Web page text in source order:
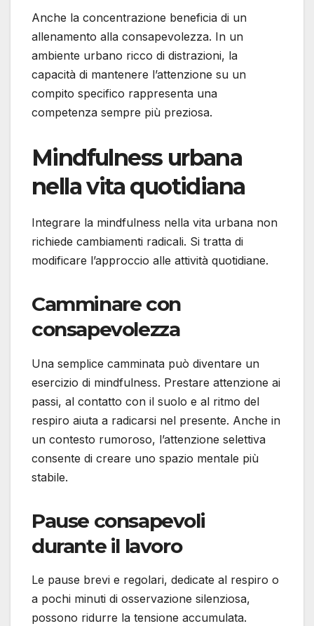
Anche la concentrazione beneficia di un
allenamento alla consapevolezza. In un
ambiente urbano ricco di distrazioni, la
capacità di mantenere l’attenzione su un
compito specifico rappresenta una
competenza sempre più preziosa.
Mindfulness urbana
nella vita quotidiana
Integrare la mindfulness nella vita urbana non
richiede cambiamenti radicali. Si tratta di
modificare l’approccio alle attività quotidiane.
Camminare con
consapevolezza
Una semplice camminata può diventare un
esercizio di mindfulness. Prestare attenzione ai
passi, al contatto con il suolo e al ritmo del
respiro aiuta a radicarsi nel presente. Anche in
un contesto rumoroso, l’attenzione selettiva
consente di creare uno spazio mentale più
stabile.
Pause consapevoli
durante il lavoro
Le pause brevi e regolari, dedicate al respiro o
a pochi minuti di osservazione silenziosa,
possono ridurre la tensione accumulata.